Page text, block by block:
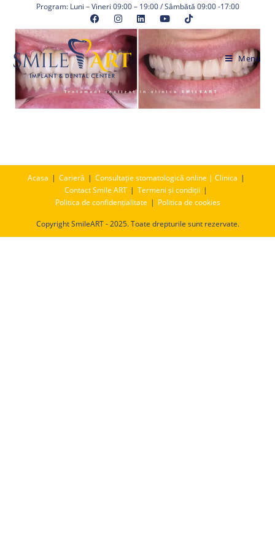
content
Program: Luni – Vineri 09:00 – 19:00 / Sâmbătă 09:00 -17:00
Menu
Acasa Carieră
Consultație stomatologică online | Clinica
Contact Smile ART
Termeni și condiții
Politica de confidențialitate
Politica de cookies
Copyright SmileART - 2025. Toate drepturile sunt rezervate.